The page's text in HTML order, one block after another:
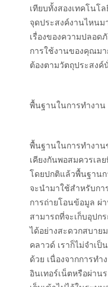
เทียบทั้งสองเทคโนโ
จุดประสงค์งานไหนม
เรื่องของความปลอด
การใช้งานของคุณมา
ต้องตามวัตถุประสงค์
พื้นฐานในการทำงาน
พื้นฐานในการทำงา
เคียงกันพอสมควรเล
โดยปกติแล้วพื้นฐาน
จะนำมาใช้สำหรับกา
การถ่ายโอนข้อมูล ผ่
สามารถที่จะเก็บอุป
ได้อย่างสะดวกสบาย
คลาวด์ เราก็ไม่จำเป็
ด้วย เนื่องจากการทำ
อินเทอร์เน็ตหรือผ่าน